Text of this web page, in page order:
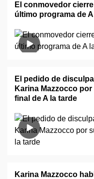
El conmovedor
último programa de
El pedido de
Karina Mazzocco
final de A la tarde
Karina Mazzocco